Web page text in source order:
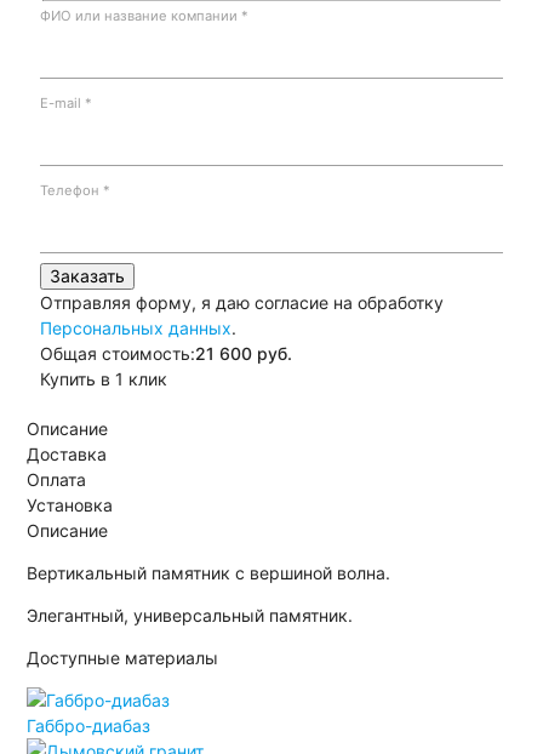
ФИО или название компании *
E-mail *
Телефон *
Заказать
Отправляя форму, я даю согласие на обработку
Персональных данных.
Общая стоимость:21 600руб.
Купить в 1 клик
Описание
Доставка
Оплата
Установка
Описание
Вертикальный памятник с вершиной волна.
Элегантный, универсальный памятник.
Доступные материалы
Габбро-диабаз